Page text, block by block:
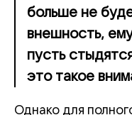
больше не
внешность,
пусть
это такое
Однако для